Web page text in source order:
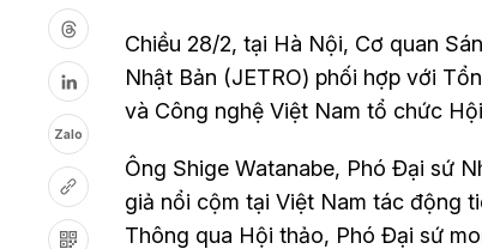
Zalo
Chiều 28/2, tại Hà Nội, Cơ quan
Nhật Bản (JETRO) phối hợp với
và Công nghệ Việt Nam tổ chức
Ông Shige Watanabe, Phó Đại sứ
giả nổi cộm tại Việt Nam tác động
Thông qua Hội thảo, Phó Đại sứ